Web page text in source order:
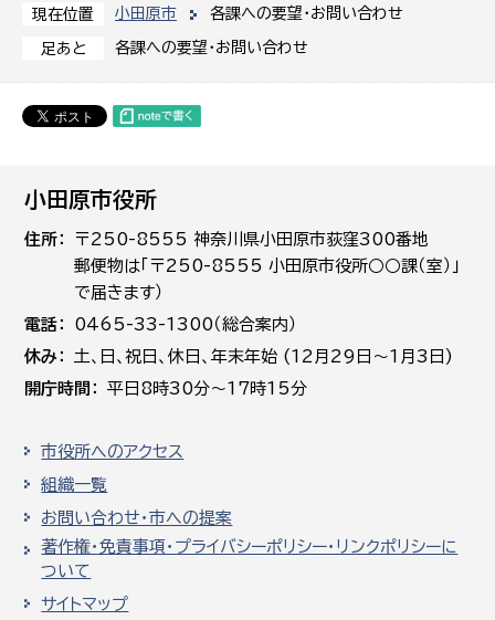
現在位置 小田原市 各課への要望・お問い合わせ
足あと 各課への要望・お問い合わせ
小田原市役所
住所
〒250-8555 神奈川県小田原市荻窪300番地
郵便物は「〒250-8555 小田原市役所○○課（室）」
で届きます）
電話
0465-33-1300（総合案内）
休み
土､日､祝日、休日、年末年始 (12月29日～1月3日)
開庁時間
平日8時30分～17時15分
市役所へのアクセス
組織一覧
お問い合わせ・市への提案
著作権・免責事項・プライバシーポリシー・リンクポリシーに
ついて
サイトマップ